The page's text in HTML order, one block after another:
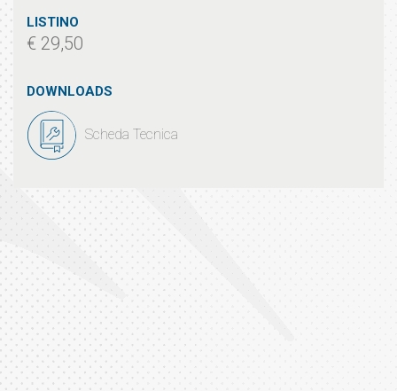
LISTINO
€ 29,50
DOWNLOADS
Scheda Tecnica